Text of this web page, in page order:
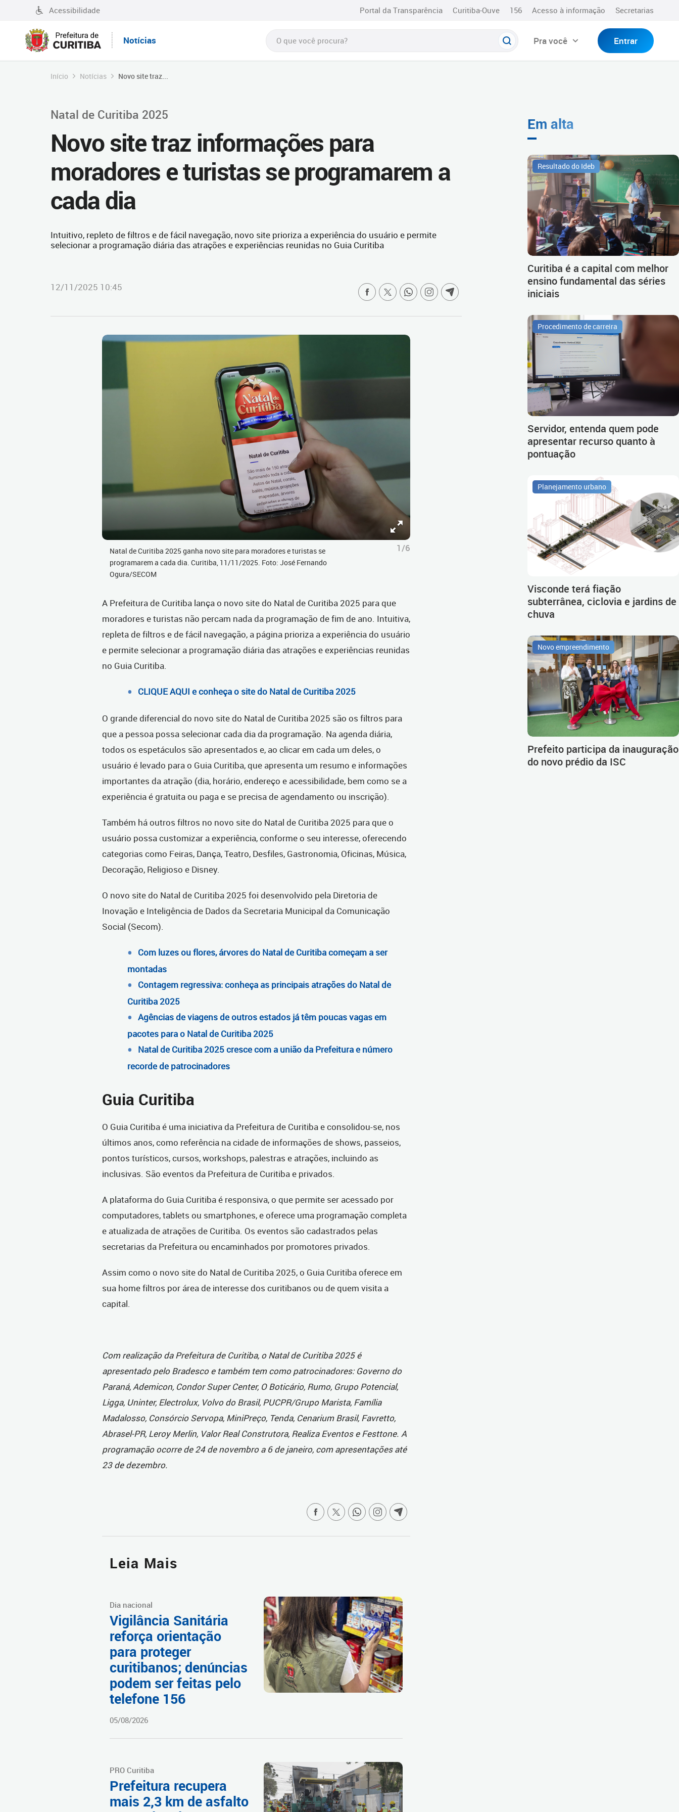
Acessibilidade Portal da Transparência Curitiba-Ouve 156 Acesso à informação Secretarias
Notícias Pra você Entrar
Início Notícias Novo site traz...
Natal de Curitiba 2025
Novo site traz informações para
moradores e turistas se programarem a
cada dia
Intuitivo, repleto de filtros e de fácil navegação, novo site prioriza a experiência do usuário e permite
selecionar a programação diária das atrações e experiências reunidas no Guia Curitiba
12/11/2025 10:45
Natal de Curitiba 2025 ganha novo site para moradores e turistas se
programarem a cada dia. Curitiba, 11/11/2025. Foto: José Fernando
Ogura/SECOM
1/6
A Prefeitura de Curitiba lança o novo site do Natal de Curitiba 2025 para que
moradores e turistas não percam nada da programação de fim de ano. Intuitiva,
repleta de filtros e de fácil navegação, a página prioriza a experiência do usuário
e permite selecionar a programação diária das atrações e experiências reunidas
no Guia Curitiba.
CLIQUE AQUI e conheça o site do Natal de Curitiba 2025
O grande diferencial do novo site do Natal de Curitiba 2025 são os filtros para
que a pessoa possa selecionar cada dia da programação. Na agenda diária,
todos os espetáculos são apresentados e, ao clicar em cada um deles, o
usuário é levado para o Guia Curitiba, que apresenta um resumo e informações
importantes da atração (dia, horário, endereço e acessibilidade, bem como se a
experiência é gratuita ou paga e se precisa de agendamento ou inscrição).
Também há outros filtros no novo site do Natal de Curitiba 2025 para que o
usuário possa customizar a experiência, conforme o seu interesse, oferecendo
categorias como Feiras, Dança, Teatro, Desfiles, Gastronomia, Oficinas, Música,
Decoração, Religioso e Disney.
O novo site do Natal de Curitiba 2025 foi desenvolvido pela Diretoria de
Inovação e Inteligência de Dados da Secretaria Municipal da Comunicação
Social (Secom).
Com luzes ou flores, árvores do Natal de Curitiba começam a ser
montadas
Contagem regressiva: conheça as principais atrações do Natal de
Curitiba 2025
Agências de viagens de outros estados já têm poucas vagas em
pacotes para o Natal de Curitiba 2025
Natal de Curitiba 2025 cresce com a união da Prefeitura e número
recorde de patrocinadores
Guia Curitiba
O Guia Curitiba é uma iniciativa da Prefeitura de Curitiba e consolidou-se, nos
últimos anos, como referência na cidade de informações de shows, passeios,
pontos turísticos, cursos, workshops, palestras e atrações, incluindo as
inclusivas. São eventos da Prefeitura de Curitiba e privados.
A plataforma do Guia Curitiba é responsiva, o que permite ser acessado por
computadores, tablets ou smartphones, e oferece uma programação completa
e atualizada de atrações de Curitiba. Os eventos são cadastrados pelas
secretarias da Prefeitura ou encaminhados por promotores privados.
Assim como o novo site do Natal de Curitiba 2025, o Guia Curitiba oferece em
sua home filtros por área de interesse dos curitibanos ou de quem visita a
capital.
Com realização da Prefeitura de Curitiba, o Natal de Curitiba 2025 é
apresentado pelo Bradesco e também tem como patrocinadores: Governo do
Paraná, Ademicon, Condor Super Center, O Boticário, Rumo, Grupo Potencial,
Ligga, Uninter, Electrolux, Volvo do Brasil, PUCPR/Grupo Marista, Família
Madalosso, Consórcio Servopa, MiniPreço, Tenda, Cenarium Brasil, Favretto,
Abrasel-PR, Leroy Merlin, Valor Real Construtora, Realiza Eventos e Festtone. A
programação ocorre de 24 de novembro a 6 de janeiro, com apresentações até
23 de dezembro.
Leia Mais
Dia nacional
Vigilância Sanitária
reforça orientação
para proteger
curitibanos; denúncias
podem ser feitas pelo
telefone 156
05/08/2026
PRO Curitiba
Prefeitura recupera
mais 2,3 km de asfalto
Em alta
Resultado do Ideb
Curitiba é a capital com melhor
ensino fundamental das séries
iniciais
Procedimento de carreira
Servidor, entenda quem pode
apresentar recurso quanto à
pontuação
Planejamento urbano
Visconde terá fiação
subterrânea, ciclovia e jardins de
chuva
Novo empreendimento
Prefeito participa da inauguração
do novo prédio da ISC